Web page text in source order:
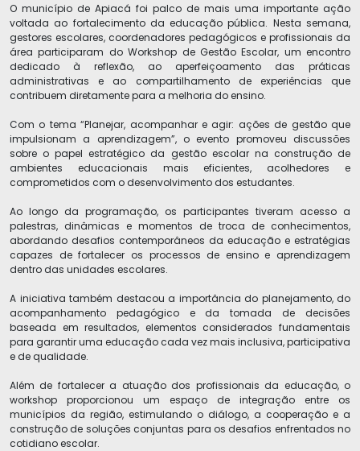
O município de Apiacá foi palco de mais uma importante ação
voltada ao fortalecimento da educação pública. Nesta semana,
gestores escolares, coordenadores pedagógicos e profissionais da
área participaram do Workshop de Gestão Escolar, um encontro
dedicado à reflexão, ao aperfeiçoamento das práticas
administrativas e ao compartilhamento de experiências que
contribuem diretamente para a melhoria do ensino.
Com o tema “Planejar, acompanhar e agir: ações de gestão que
impulsionam a aprendizagem”, o evento promoveu discussões
sobre o papel estratégico da gestão escolar na construção de
ambientes educacionais mais eficientes, acolhedores e
comprometidos com o desenvolvimento dos estudantes.
Ao longo da programação, os participantes tiveram acesso a
palestras, dinâmicas e momentos de troca de conhecimentos,
abordando desafios contemporâneos da educação e estratégias
capazes de fortalecer os processos de ensino e aprendizagem
dentro das unidades escolares.
A iniciativa também destacou a importância do planejamento, do
acompanhamento pedagógico e da tomada de decisões
baseada em resultados, elementos considerados fundamentais
para garantir uma educação cada vez mais inclusiva, participativa
e de qualidade.
Além de fortalecer a atuação dos profissionais da educação, o
workshop proporcionou um espaço de integração entre os
municípios da região, estimulando o diálogo, a cooperação e a
construção de soluções conjuntas para os desafios enfrentados no
cotidiano escolar.